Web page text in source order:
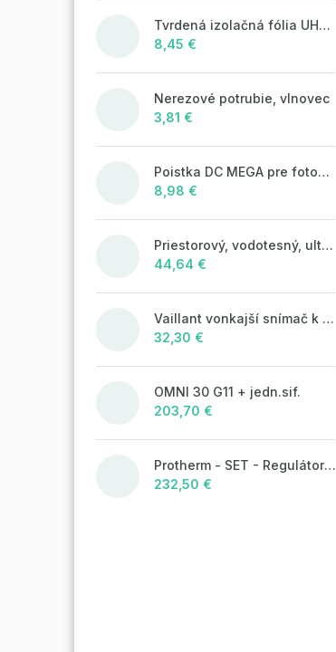
Tvrdená izolačná fólia UHP50 (STIROTERMAL SOLO)
8,45 €
Nerezové potrubie, vlnovec
3,81 €
Poistka DC MEGA pre fotovoltaické systémy 125A/80V
8,98 €
Priestorový, vodotesný, ultrazvukový plašič na kuny, myši a potkany DRAGON ULTRASONIC CH360 - napájanie na batérie 4xAA
44,64 €
Vaillant vonkajší snímač k ekvitermickým reguláciám
32,30 €
OMNI 30 G11 + jedn.sif.
203,70 €
Protherm - SET - Regulátor MiGo Select + brána MiGo Link
232,50 €